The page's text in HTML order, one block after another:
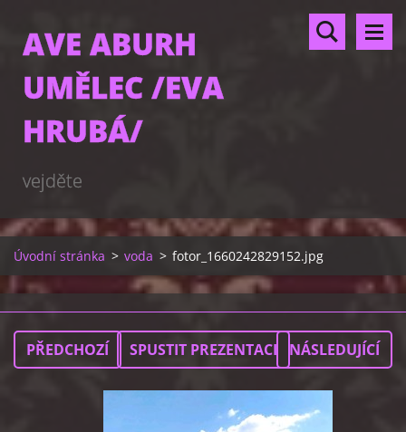
AVE ABURH
UMĚLEC /EVA
HRUBÁ/
vejděte
Úvodní stránka > voda > fotor_1660242829152.jpg
PŘEDCHOZÍ SPUSTIT PREZENTACI NÁSLEDUJÍCÍ